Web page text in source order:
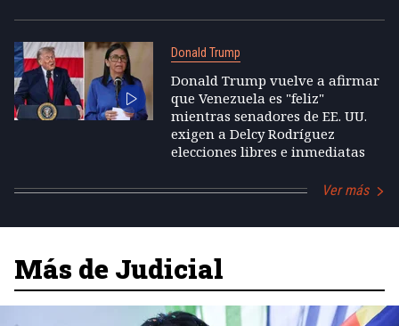
Donald Trump
Donald Trump vuelve a afirmar
que Venezuela es "feliz"
mientras senadores de EE. UU.
exigen a Delcy Rodríguez
elecciones libres e inmediatas
Ver más
Más de Judicial